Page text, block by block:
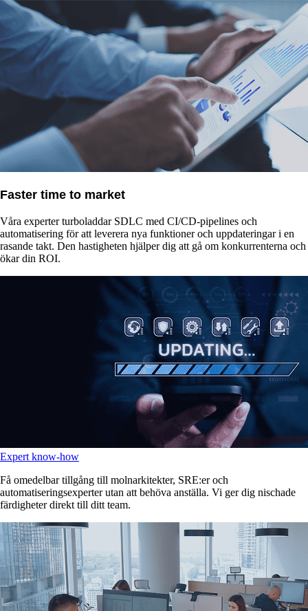
Faster time to market
Våra experter turboladdar SDLC med CI/CD-pipelines och
automatisering för att leverera nya funktioner och uppdateringar i en
rasande takt. Den hastigheten hjälper dig att gå om konkurrenterna och
ökar din ROI.
Expert know‑how
Få omedelbar tillgång till molnarkitekter, SRE:er och
automatiseringsexperter utan att behöva anställa. Vi ger dig nischade
färdigheter direkt till ditt team.